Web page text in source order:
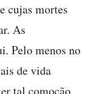
cujas mortes
As
Pelo menos no
de vida
tal comoção